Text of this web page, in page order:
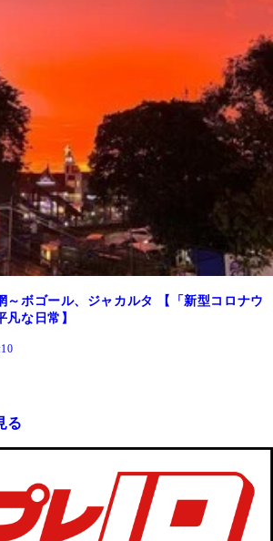
～ボゴール、ジャカルタ 【「新型コロナウ
凡な日常】
る